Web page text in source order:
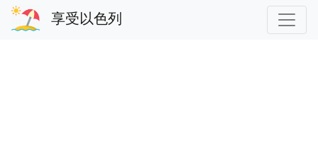
享受以色列